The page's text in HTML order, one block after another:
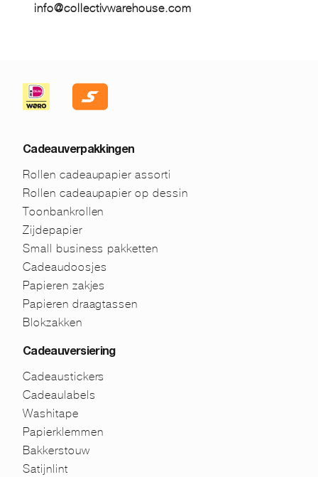
info@collectivwarehouse.com
Cadeauverpakkingen
Rollen cadeaupapier assorti
Rollen cadeaupapier op dessin
Toonbankrollen
Zijdepapier
Small business pakketten
Cadeaudoosjes
Papieren zakjes
Papieren draagtassen
Blokzakken
Cadeauversiering
Cadeaustickers
Cadeaulabels
Washitape
Papierklemmen
Bakkerstouw
Satijnlint